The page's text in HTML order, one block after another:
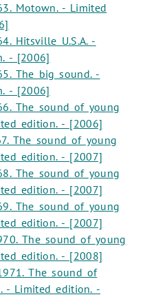
Motown. - Limited
Hitsville U.S.A. -
- [2006]
The big sound. -
- [2006]
The sound of young
edition. - [2006]
The sound of young
edition. - [2007]
The sound of young
edition. - [2007]
The sound of young
edition. - [2007]
The sound of young
edition. - [2008]
The sound of
- Limited edition. -